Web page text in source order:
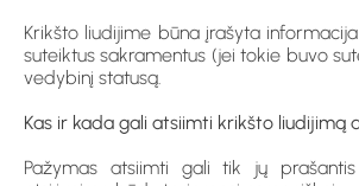
Krikšto liudijime būna įrašyta
suteiktus sakramentus (jei tokie buvo
vedybinį statusą.
Kas ir kada gali atsiimti krikšto liudijimą
Pažymas atsiimti gali tik jų